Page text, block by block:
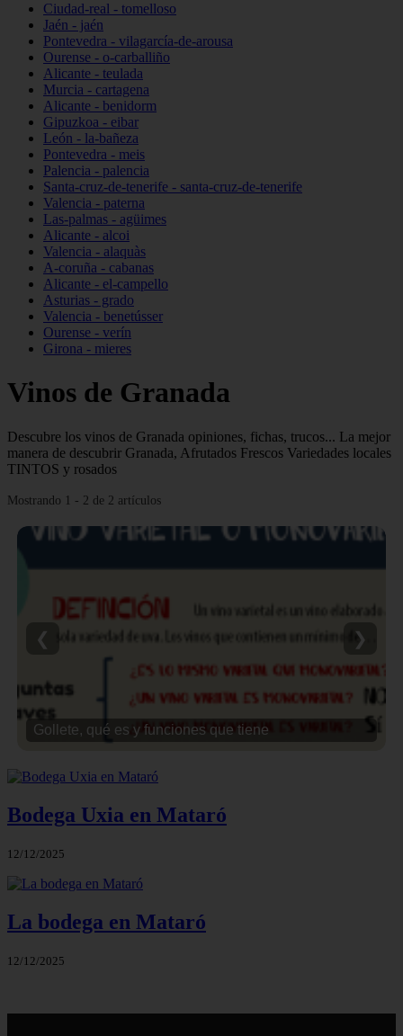
Ciudad-real - tomelloso
Jaén - jaén
Pontevedra - vilagarcía-de-arousa
Ourense - o-carballiño
Alicante - teulada
Murcia - cartagena
Alicante - benidorm
Gipuzkoa - eibar
León - la-bañeza
Pontevedra - meis
Palencia - palencia
Santa-cruz-de-tenerife - santa-cruz-de-tenerife
Valencia - paterna
Las-palmas - agüimes
Alicante - alcoi
Valencia - alaquàs
A-coruña - cabanas
Alicante - el-campello
Asturias - grado
Valencia - benetússer
Ourense - verín
Girona - mieres
Vinos de Granada
Descubre los vinos de Granada opiniones, fichas, trucos... La mejor
manera de descubrir Granada, Afrutados Frescos Variedades locales
TINTOS y rosados
Mostrando 1 - 2 de 2 artículos
Gollete, qué es y funciones que tiene
❮ ❯
Bodega Uxia en Mataró
12/12/2025
La bodega en Mataró
12/12/2025